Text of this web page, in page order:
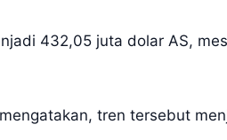
432,05 juta dolar AS,
tren tersebut